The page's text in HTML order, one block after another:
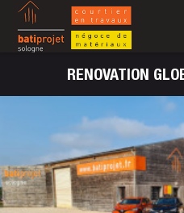
RENOVATION